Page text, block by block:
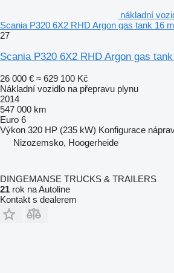
nákladní
Scania P320 6X2 RHD Argon gas tank 16
27
Scania P320 6X2 RHD Argon gas
26 000 € ≈ 629 100 Kč
Nákladní vozidlo na přepravu plynu
2014
547 000 km
Euro 6
Výkon 320 HP (235 kW) Konfigurace
Nizozemsko, Hoogerheide
DINGEMANSE TRUCKS & TRAILERS
21 rok na Autoline
Kontakt s dealerem